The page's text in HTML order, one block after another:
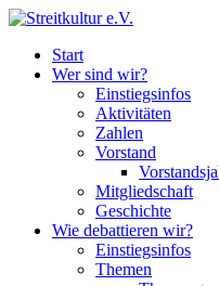
Start
Wer sind wir?
Einstiegsinfos
Aktivitäten
Zahlen
Vorstand
Mitgliedschaft
Geschichte
Wie debattieren wir?
Einstiegsinfos
Themen